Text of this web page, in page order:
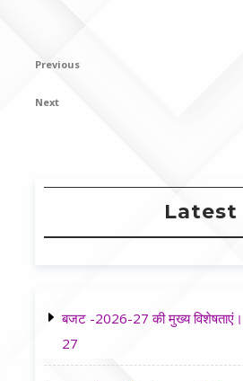
Post
Previous
Previous
Next
Next
Latest
बजट -2026-27 की मुख्य
27